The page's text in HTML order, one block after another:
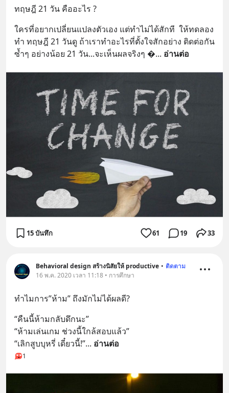
ทฤษฎี 21 วัน คืออะไร ?
ใครที่อยากเปลี่ยนแปลงตัวเอง แต่ทำไม่ได้สักที  ให้ทดลอง
ทำ ทฤษฎี 21 วันดู ถ้าเราทำอะไรที่ตั้งใจสักอย่าง ติดต่อกัน
ซ้ำๆ อย่างน้อย 21 วัน...จะเห็นผลจริงๆ ... อ่านต่อ
15 บันทึก 61 19 33
Behavioral design สร้างนิสัยให้ productive • ติดตาม
16 พ.ค. 2020 เวลา 11:18 • การศึกษา
ทำไมการ”ห้าม” ถึงมักไม่ได้ผลดี?
“คืนนี้ห้ามกลับดึกนะ”
“ห้ามเล่นเกม ช่วงนี้ใกล้สอบแล้ว”
“เลิกสูบบุหรี่ เดี๋ยวนี้!”... อ่านต่อ
1